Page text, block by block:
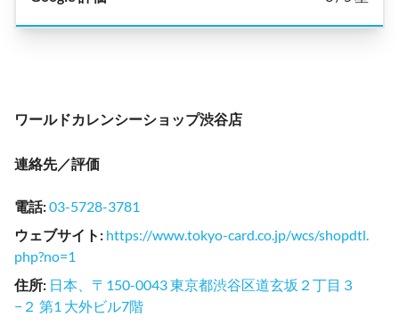
ワールドカレンシーショップ渋谷店
連絡先／評価
電話:03-5728-3781
ウェブサイト : https://www.tokyo-card.co.jp/wcs/shopdtl.
php?no=1
住所: 日本、〒150-0043 東京都渋谷区道玄坂２丁目３
−２ 第1 大外ビル7階